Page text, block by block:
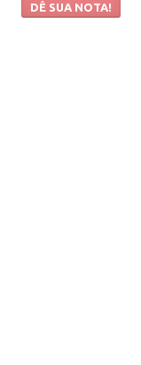
DÊ SUA NOTA!